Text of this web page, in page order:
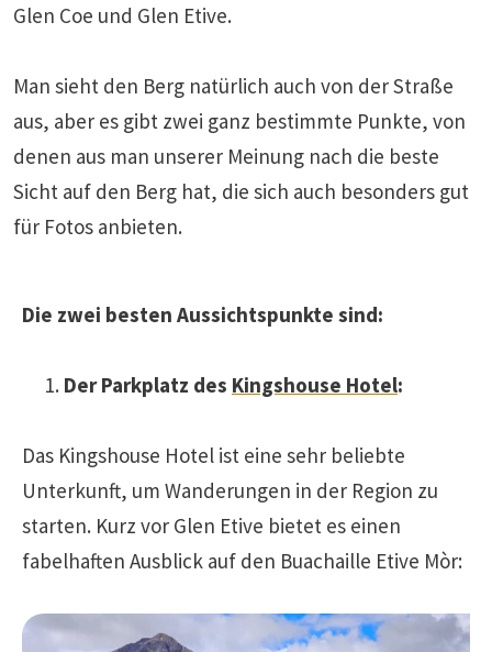
Glen Coe und Glen Etive.
Man sieht den Berg natürlich auch von der Straße
aus, aber es gibt zwei ganz bestimmte Punkte, von
denen aus man unserer Meinung nach die beste
Sicht auf den Berg hat, die sich auch besonders gut
für Fotos anbieten.
Die zwei besten Aussichtspunkte sind:
Der Parkplatz des Kingshouse Hotel:
Das Kingshouse Hotel ist eine sehr beliebte
Unterkunft, um Wanderungen in der Region zu
starten. Kurz vor Glen Etive bietet es einen
fabelhaften Ausblick auf den Buachaille Etive Mòr: